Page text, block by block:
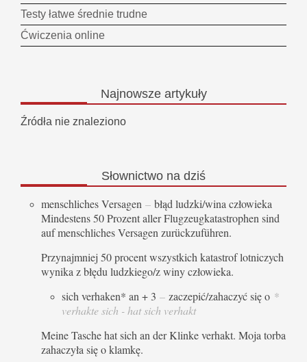
Testy łatwe średnie trudne
Ćwiczenia online
Najnowszeartykuły
Źródła nie znaleziono
Słownictwo na dziś
menschliches Versagen – błąd ludzki/wina człowieka
Mindestens 50 Prozent aller Flugzeugkatastrophen sind
auf menschliches Versagen zurückzuführen.
Przynajmniej 50 procent wszystkich katastrof lotniczych
wynika z błędu ludzkiego/z winy człowieka.
sich verhaken* an + 3 – zaczepić/zahaczyć się o *
verhakte sich - hat sich verhakt
Meine Tasche hat sich an der Klinke verhakt. Moja torba
zahaczyła się o klamkę.